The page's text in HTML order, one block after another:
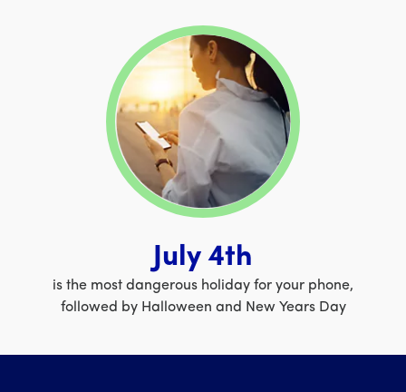
July 4th
is the most dangerous holiday for your phone,
followed by Halloween and New Years Day